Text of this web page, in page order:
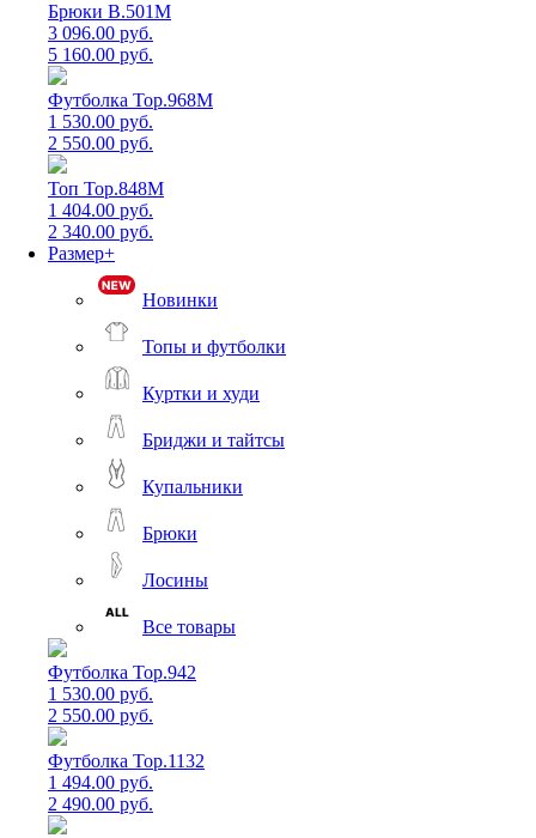
Брюки B.501M
3 096.00 руб.
5 160.00 руб.
Футболка Top.968M
1 530.00 руб.
2 550.00 руб.
Топ Top.848M
1 404.00 руб.
2 340.00 руб.
Размер+
Новинки
Топы и футболки
Куртки и худи
Бриджи и тайтсы
Купальники
Брюки
Лосины
Все товары
Футболка Top.942
1 530.00 руб.
2 550.00 руб.
Футболка Top.1132
1 494.00 руб.
2 490.00 руб.